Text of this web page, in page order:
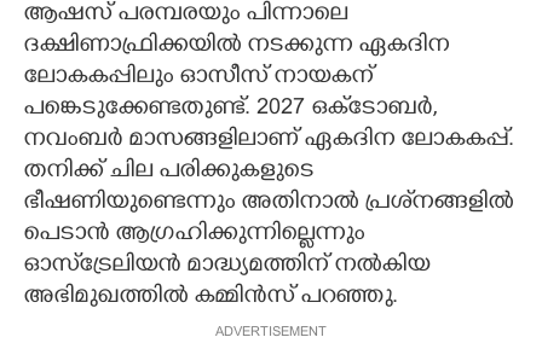
ആഷസ് പരമ്പരയും പിന്നാലെ
ദക്ഷിണാഫ്രിക്കയിൽ നടക്കുന്ന ഏകദിന
ലോകകപ്പിലും ഓസീസ് നായകന്
പങ്കെടുക്കേണ്ടതുണ്ട്. 2027 ഒക്‌ടോബർ‌,
നവംബർ മാസങ്ങളിലാണ് ഏകദിന ലോകകപ്പ്.
തനിക്ക് ചില പരിക്കുകളുടെ
ഭീഷണിയുണ്ടെന്നും അതിനാൽ പ്രശ്‌നങ്ങളിൽ
പെടാൻ ആഗ്രഹിക്കുന്നില്ലെന്നും
ഓസ്‌ട്രേലിയൻ മാദ്ധ്യമത്തിന് നൽകിയ
അഭിമുഖത്തിൽ കമ്മിൻസ് പറഞ്ഞു.
ADVERTISEMENT